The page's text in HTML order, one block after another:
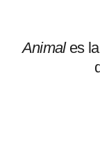
Animales la